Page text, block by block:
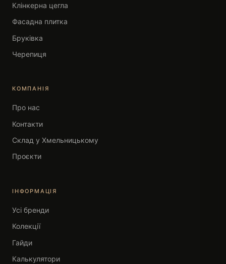
Клінкерна цегла
Фасадна плитка
Бруківка
Черепиця
КОМПАНІЯ
Про нас
Контакти
Склад у Хмельницькому
Проєкти
ІНФОРМАЦІЯ
Усі бренди
Колекції
Гайди
Калькулятори